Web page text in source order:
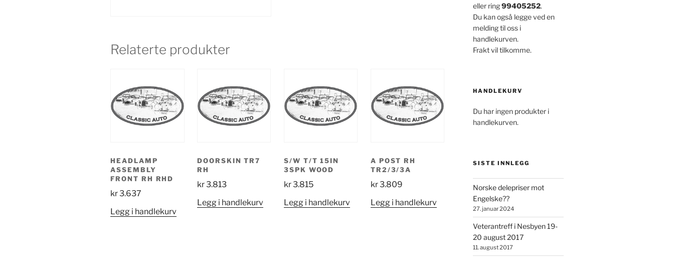
Relaterte produkter
HEADLAMP
ASSEMBLY
FRONT RH RHD
kr3.637
Legg i handlekurv
DOORSKIN TR7
RH
kr3.813
Legg i handlekurv
S/W T/T 15IN
3SPK WOOD
kr3.815
Legg i handlekurv
A POST RH
TR2/3/3A
kr3.809
Legg i handlekurv
eller ring99405252.
Du kan også legge ved en
melding til oss i
handlekurven.
Frakt vil tilkomme.
HANDLEKURV
Du har ingen produkter i
handlekurven.
SISTE INNLEGG
Norske delepriser mot
Engelske??
27. januar 2024
Veterantreff i Nesbyen 19-
20 august 2017
11. august 2017